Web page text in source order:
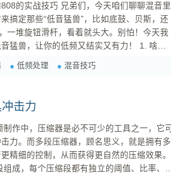
今天咱们聊聊混音里
定那些“低音猛兽”，比如底鼓、贝斯，还
一堆旋钮滑杆，看着就头大。别怕！今天我
，让你的低频又结实又有力！ 1. 啥是
平稳。但它有个问题，就是“一刀切”，不管
低频处理 混音技巧
击力
力。而多段压缩器，顾名思义，就是拥有多
精细的控制，从而获得更自然的压缩效果。